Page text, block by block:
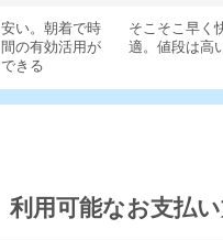
安い。朝着で時
間の有効活用が
できる
そこそこ早く
適。値段は高
利用可能なお支払